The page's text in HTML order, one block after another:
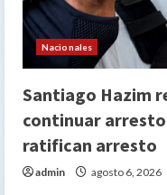
Nacionales
Santiago Hazim
continuar arresto
ratifican arresto
admin agosto 6, 2026